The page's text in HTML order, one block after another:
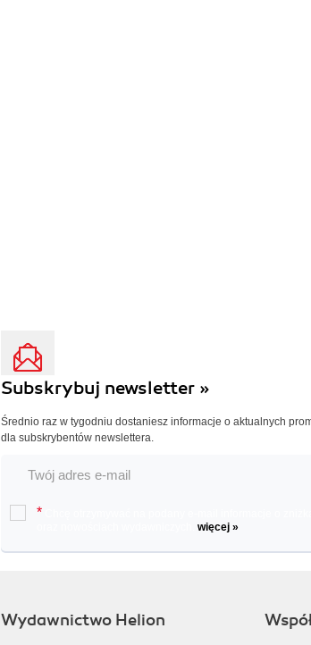
Subskrybuj newsletter »
Średnio raz w tygodniu dostaniesz informacje o aktualnych
dla subskrybentów newslettera.
*
więcej »
Wydawnictwo Helion